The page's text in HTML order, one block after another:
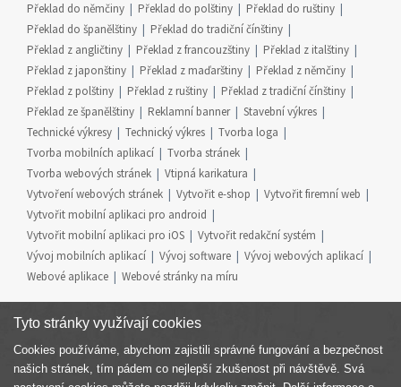
Překlad do němčiny
Překlad do polštiny
Překlad do ruštiny
Překlad do španělštiny
Překlad do tradiční čínštiny
Překlad z angličtiny
Překlad z francouzštiny
Překlad z italštiny
Překlad z japonštiny
Překlad z maďarštiny
Překlad z němčiny
Překlad z polštiny
Překlad z ruštiny
Překlad z tradiční čínštiny
Překlad ze španělštiny
Reklamní banner
Stavební výkres
Technické výkresy
Technický výkres
Tvorba loga
Tvorba mobilních aplikací
Tvorba stránek
Tvorba webových stránek
Vtipná karikatura
Vytvoření webových stránek
Vytvořit e-shop
Vytvořit firemní web
Vytvořit mobilní aplikaci pro android
Vytvořit mobilní aplikaci pro iOS
Vytvořit redakční systém
Vývoj mobilních aplikací
Vývoj software
Vývoj webových aplikací
Webové aplikace
Webové stránky na míru
Součást skupiny
Tyto stránky využívají cookies
Cookies používáme, abychom zajistili správné fungování a bezpečnost
našich stránek, tím pádem co nejlepší zkušenost při návštěvě. Svá